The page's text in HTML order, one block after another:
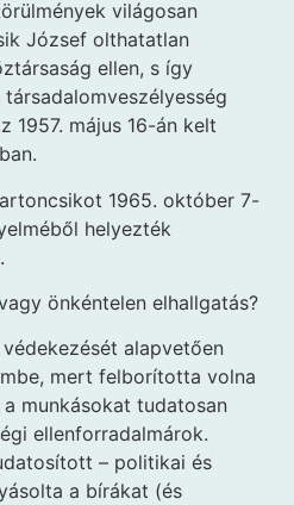
világosan
József olthatatlan
ellen, s így
1957. május 16-án kelt
1965. október 7-
helyezték
önkéntelen elhallgatás?
alapvetően
mert felborította volna
munkásokat tudatosan
ellenforradalmárok.
– politikai és
a bírákat (és